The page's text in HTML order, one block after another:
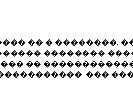
�� � ��������,
��������
��
���